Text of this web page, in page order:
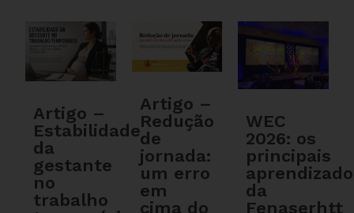
Artigo –
Estabilidade
da
gestante
no
trabalho
Artigo –
Redução
de
jornada:
um erro
em
cima do
WEC
2026: os
principais
da
Fenaserhtt